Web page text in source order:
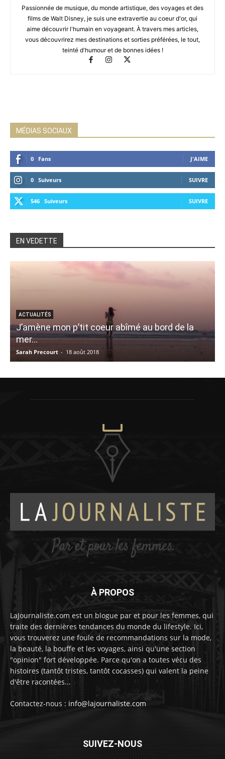
Passionnée de musique, du monde artistique, des voyages et des
films de Walt Disney, je suis une extravertie au coeur d'or, qui
aime découvrir l'humain en voyageant. À travers mes articles,
vous découvrirez mes destinations et sorties préférées, le tout,
teinté d'humour et de bonnes idées !
MÉDIAS SOCIAUX
0 Fans J'AIME
0 Suiveurs SUIVRE
546 Suiveurs SUIVRE
EN VEDETTE
ACTUALITÉS
J’amène mon p’tit coeur abîmé au bord de la
mer…
Sarah Precourt - 18 août 2018
À PROPOS
LaJournaliste.com est un blogue par et pour les femmes, qui
traite des dernières tendances du monde du lifestyle. Ici,
vous trouverez une foule de recommandations sur la mode,
la beauté, la bouffe et les voyages, ainsi qu'une section
"opinion" fort développée. Parce qu'on a toutes vécu des
histoires (tantôt tristes, tantôt cocasses) qui valent la peine
d'être racontées...
Contactez-nous : info@lajournaliste.com
SUIVEZ-NOUS